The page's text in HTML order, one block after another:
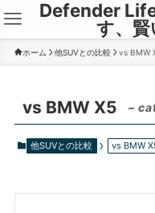
Defender
す、
ホーム 他SUVとの比較 vs BMW
vs BMW X5 –
他SUVとの比較 vs BMW